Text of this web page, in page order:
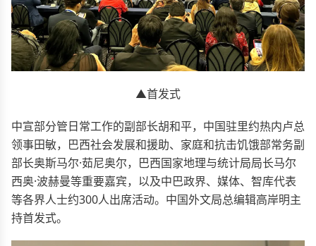
▲首发式
中宣部分管日常工作的副部长胡和平，中国驻里约热内卢总
领事田敏，巴西社会发展和援助、家庭和抗击饥饿部常务副
部长奥斯马尔·茹尼奥尔，巴西国家地理与统计局局长马尔
西奥·波赫曼等重要嘉宾，以及中巴政界、媒体、智库代表
等各界人士约300人出席活动。中国外文局总编辑高岸明主
持首发式。